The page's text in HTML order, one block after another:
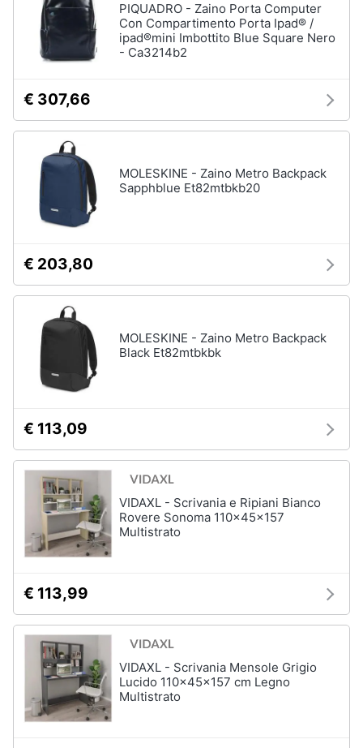
Animali
Motori
Libri,
cd
e
e
ricorrenze
Promozioni
Servizi
Assistenza
clienti
Esci
Stampanti
Scanner
Stampanti
Stampanti
Storage
Nas
SSD
Hard
Vedi
tutti
Networking
Wireless
PIQUADRO - Zaino Porta Computer
Con Compartimento Porta Ipad® /
ipad®mini Imbottito Blue Square Nero
- Ca3214b2
€ 307,66
MOLESKINE - Zaino Metro Backpack
Sapphblue Et82mtbkb20
€ 203,80
MOLESKINE - Zaino Metro Backpack
Black Et82mtbkbk
€ 113,09
VIDAXL - Scrivania e Ripiani Bianco
Rovere Sonoma 110x45x157
Multistrato
€ 113,99
VIDAXL - Scrivania Mensole Grigio
Lucido 110x45x157 cm Legno
Multistrato